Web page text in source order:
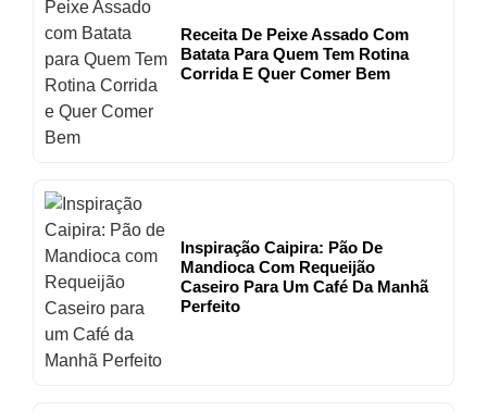
Receita De Peixe Assado Com
Batata Para Quem Tem Rotina
Corrida E Quer Comer Bem
Inspiração Caipira: Pão De
Mandioca Com Requeijão
Caseiro Para Um Café Da Manhã
Perfeito